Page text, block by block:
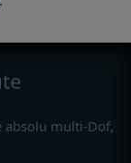
absolu multi-Dof,